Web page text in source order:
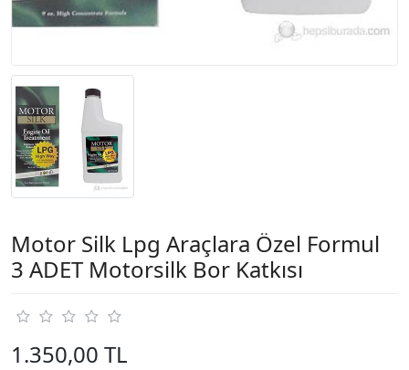
Motor Silk Lpg Araçlara Özel Formul
3 ADET Motorsilk Bor Katkısı
1.350,00 TL